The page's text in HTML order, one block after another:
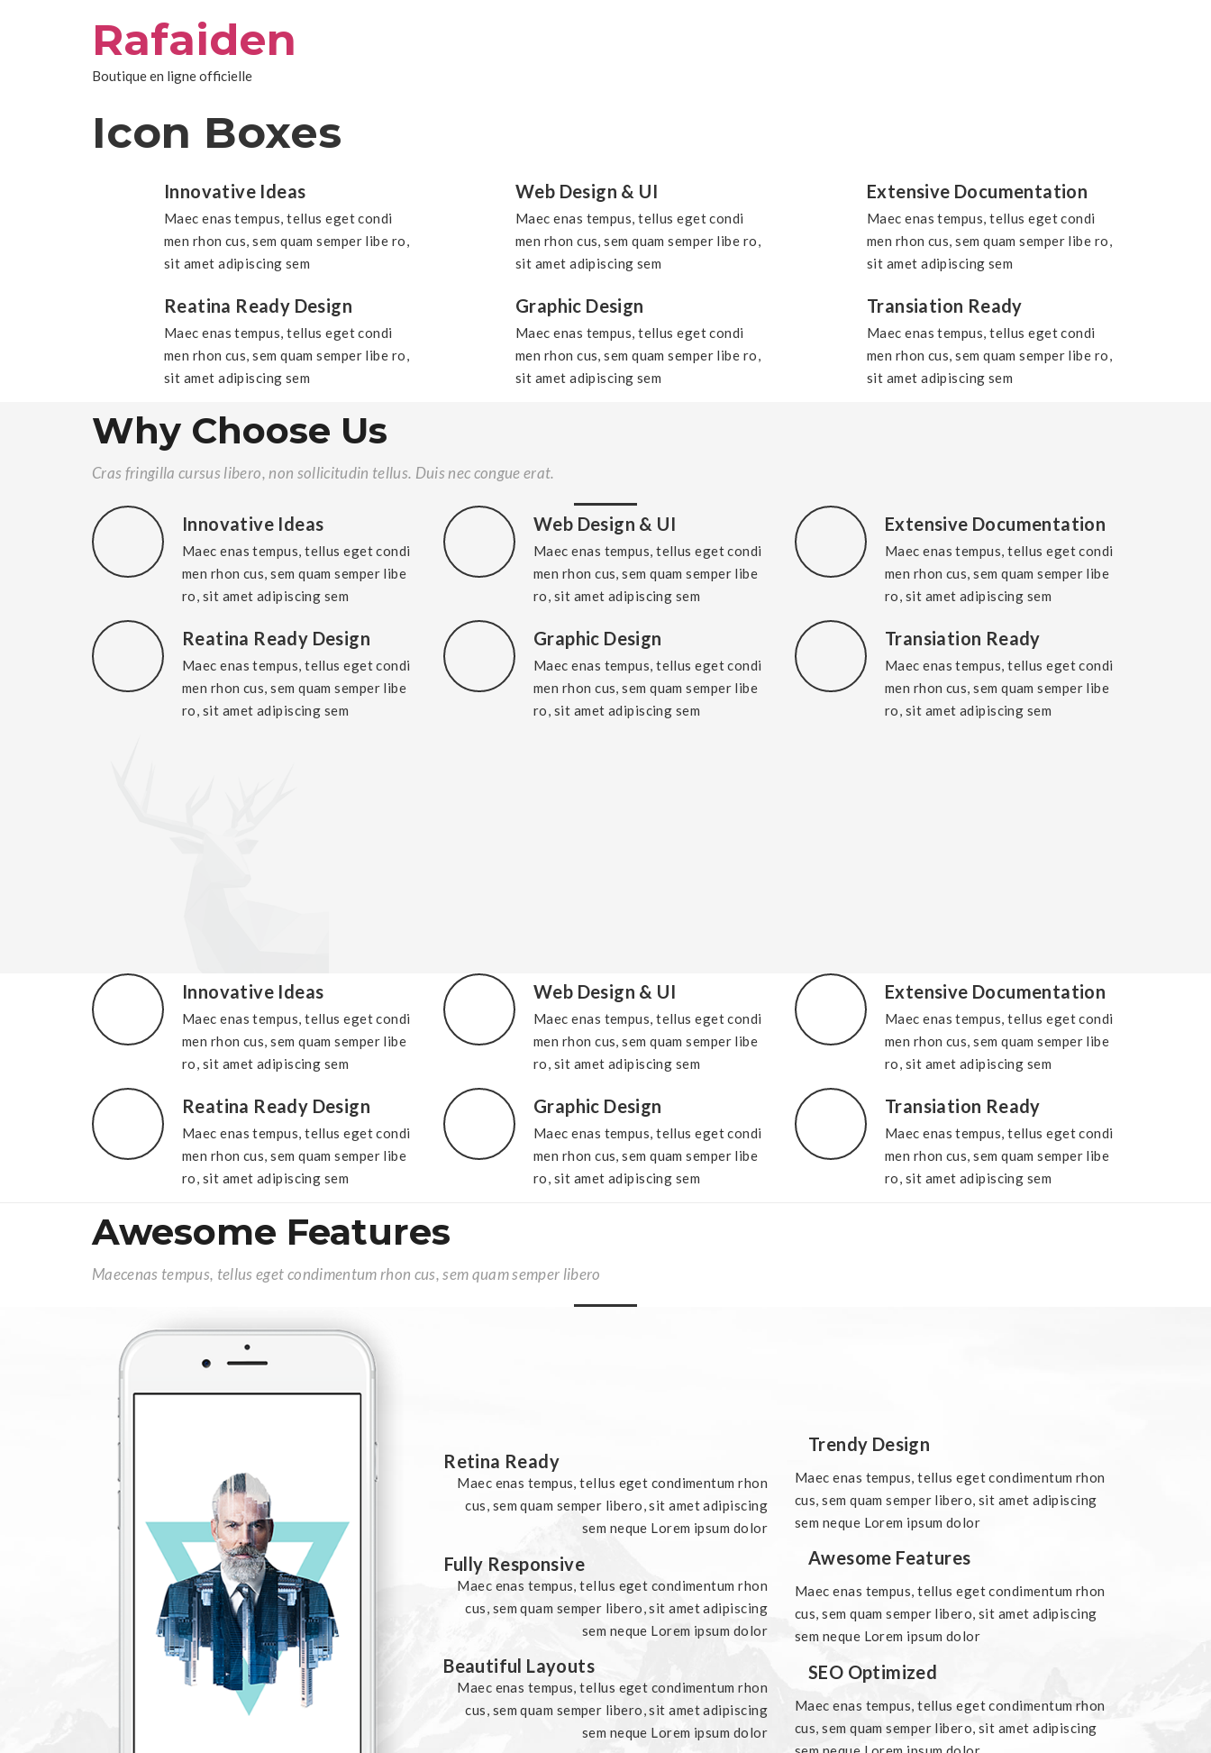
Rafaiden
Boutique en ligne officielle
Icon Boxes
Innovative Ideas
Maec enas tempus, tellus eget condi
men rhon cus, sem quam semper libe ro,
sit amet adipiscing sem
Web Design & UI
Maec enas tempus, tellus eget condi
men rhon cus, sem quam semper libe ro,
sit amet adipiscing sem
Extensive Documentation
Maec enas tempus, tellus eget condi
men rhon cus, sem quam semper libe ro,
sit amet adipiscing sem
Reatina Ready Design
Maec enas tempus, tellus eget condi
men rhon cus, sem quam semper libe ro,
sit amet adipiscing sem
Graphic Design
Maec enas tempus, tellus eget condi
men rhon cus, sem quam semper libe ro,
sit amet adipiscing sem
Transiation Ready
Maec enas tempus, tellus eget condi
men rhon cus, sem quam semper libe ro,
sit amet adipiscing sem
Why Choose Us
Cras fringilla cursus libero, non sollicitudin tellus. Duis nec congue erat.
Innovative Ideas
Maec enas tempus, tellus eget condi
men rhon cus, sem quam semper libe
ro, sit amet adipiscing sem
Web Design & UI
Maec enas tempus, tellus eget condi
men rhon cus, sem quam semper libe
ro, sit amet adipiscing sem
Extensive Documentation
Maec enas tempus, tellus eget condi
men rhon cus, sem quam semper libe
ro, sit amet adipiscing sem
Reatina Ready Design
Maec enas tempus, tellus eget condi
men rhon cus, sem quam semper libe
ro, sit amet adipiscing sem
Graphic Design
Maec enas tempus, tellus eget condi
men rhon cus, sem quam semper libe
ro, sit amet adipiscing sem
Transiation Ready
Maec enas tempus, tellus eget condi
men rhon cus, sem quam semper libe
ro, sit amet adipiscing sem
Innovative Ideas
Maec enas tempus, tellus eget condi
men rhon cus, sem quam semper libe
ro, sit amet adipiscing sem
Web Design & UI
Maec enas tempus, tellus eget condi
men rhon cus, sem quam semper libe
ro, sit amet adipiscing sem
Extensive Documentation
Maec enas tempus, tellus eget condi
men rhon cus, sem quam semper libe
ro, sit amet adipiscing sem
Reatina Ready Design
Maec enas tempus, tellus eget condi
men rhon cus, sem quam semper libe
ro, sit amet adipiscing sem
Graphic Design
Maec enas tempus, tellus eget condi
men rhon cus, sem quam semper libe
ro, sit amet adipiscing sem
Transiation Ready
Maec enas tempus, tellus eget condi
men rhon cus, sem quam semper libe
ro, sit amet adipiscing sem
Awesome Features
Maecenas tempus, tellus eget condimentum rhon cus, sem quam semper libero
Retina Ready
Maec enas tempus, tellus eget condimentum rhon
cus, sem quam semper libero, sit amet adipiscing
sem neque Lorem ipsum dolor
Fully Responsive
Maec enas tempus, tellus eget condimentum rhon
cus, sem quam semper libero, sit amet adipiscing
sem neque Lorem ipsum dolor
Beautiful Layouts
Maec enas tempus, tellus eget condimentum rhon
cus, sem quam semper libero, sit amet adipiscing
sem neque Lorem ipsum dolor
Trendy Design
Maec enas tempus, tellus eget condimentum rhon
cus, sem quam semper libero, sit amet adipiscing
sem neque Lorem ipsum dolor
Awesome Features
Maec enas tempus, tellus eget condimentum rhon
cus, sem quam semper libero, sit amet adipiscing
sem neque Lorem ipsum dolor
SEO Optimized
Maec enas tempus, tellus eget condimentum rhon
cus, sem quam semper libero, sit amet adipiscing